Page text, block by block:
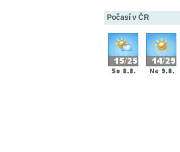
Počasí v ČR